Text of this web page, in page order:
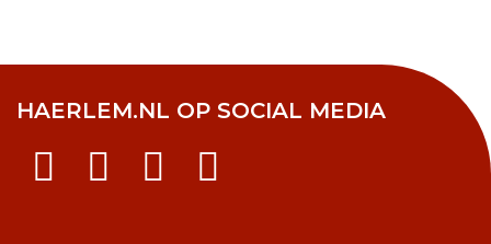
HAERLEM.NL OP SOCIAL MEDIA